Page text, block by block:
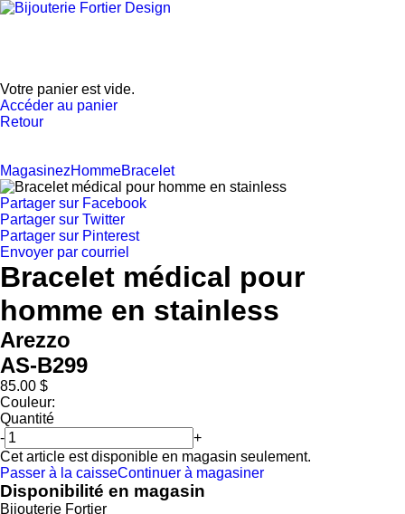
Votre panier est vide.
Accéder au panier
Retour
MagasinezHommeBracelet
Partager sur Facebook
Partager sur Twitter
Partager sur Pinterest
Envoyer par courriel
Bracelet médical pour
homme en stainless
Arezzo
AS-B299
85.00 $
Couleur:
Quantité
-
+
Cet article est disponible en magasin seulement.
Passer à la caisseContinuer à magasiner
Disponibilité en magasin
Bijouterie Fortier